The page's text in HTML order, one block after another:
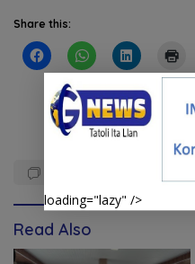
Share this:
Read Also
loading="lazy" />